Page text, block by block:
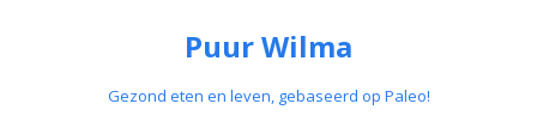
Puur Wilma
Gezond eten en leven, gebaseerd op Paleo!